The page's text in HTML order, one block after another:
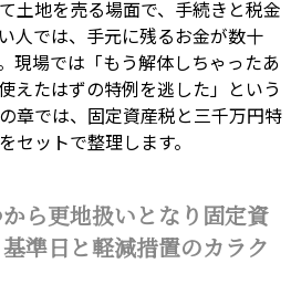
土地を売る場面で、手続きと税金
人では、手元に残るお金が数十
現場では「もう解体しちゃったあ
えたはずの特例を逃した」という
章では、固定資産税と三千万円特
セットで整理します。
ら更地扱いとなり固定資
準日と軽減措置のカラク